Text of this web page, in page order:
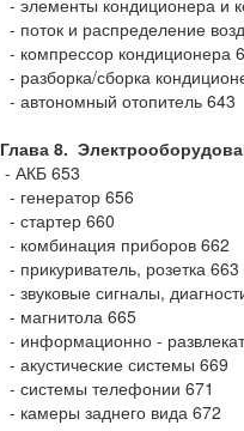
- элементы кондиционера и
- поток и распределение
- компрессор кондиционера
- разборка/сборка
- автономный отопитель 643
Глава 8.
- АКБ 653
- генератор 656
- стартер 660
- комбинация приборов 662
- прикуриватель, розетка 663
- звуковые сигналы,
- магнитола 665
- информационно -
- акустические системы 669
- системы телефонии 671
- камеры заднего вида 672